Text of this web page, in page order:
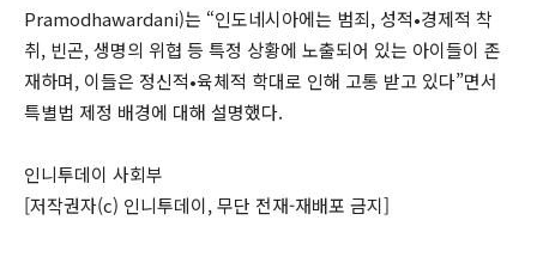
Pramodhawardani)는 “인도네시아에는 범죄, 성적•경제적 착
취, 빈곤, 생명의 위협 등 특정 상황에 노출되어 있는 아이들이 존
재하며, 이들은 정신적•육체적 학대로 인해 고통 받고 있다”면서
특별법 제정 배경에 대해 설명했다.
인니투데이 사회부
[저작권자(c) 인니투데이, 무단 전재-재배포 금지]